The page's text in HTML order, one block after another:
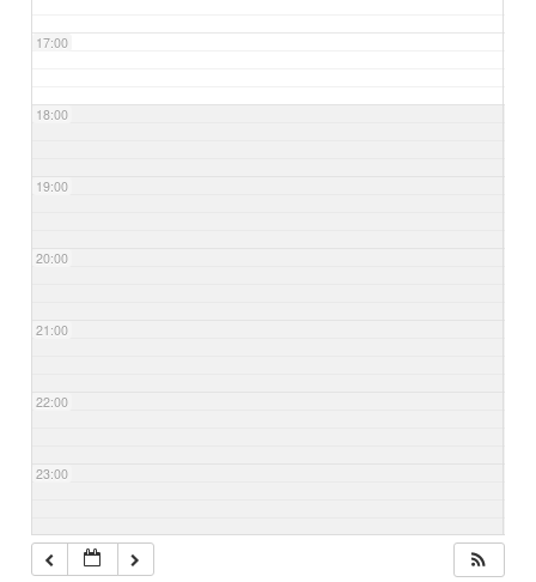
17:00
18:00
19:00
20:00
21:00
22:00
23:00